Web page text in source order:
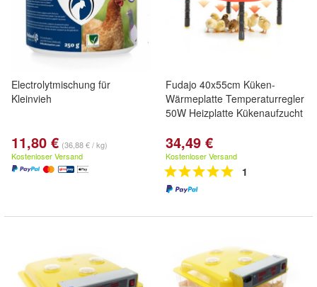
Electrolytmischung für
Kleinvieh
11,80 € (36,88 € / kg)
Kostenloser Versand
Fudajo 40x55cm Küken-
Wärmeplatte Temperaturregler
50W Heizplatte Kükenaufzucht
34,49 €
Kostenloser Versand
1